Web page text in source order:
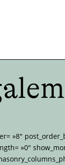
»8″
»0″